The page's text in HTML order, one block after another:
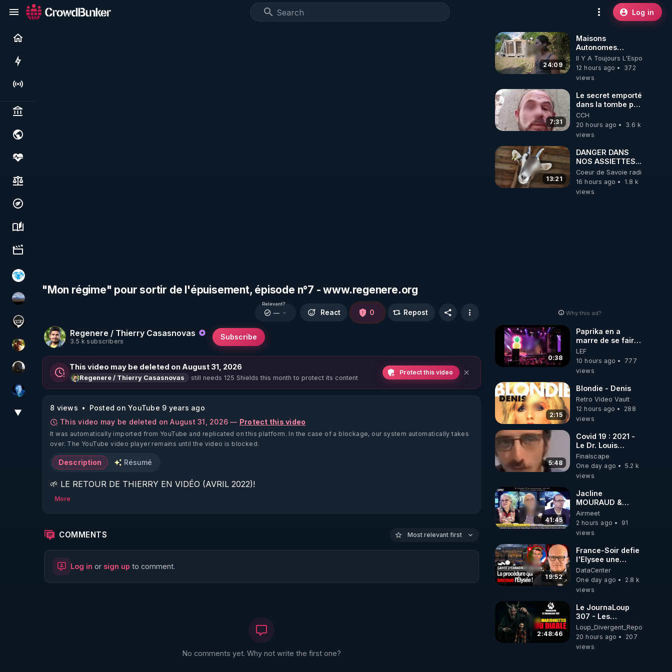
Log in
Live
Politics & institutions
Society, justice & freedoms
Economy, environment & technology
Science, history & spirituality
Culture, media & entertainment
A.D.N.M
michel lanceur alerte
Notre Réalité Est Falsifiée Et Fausse
CCH
TrueMedia
AH2020
▼
"Mon régime" pour sortir de l'épuisement, épisode n°7 - www.regenere.org
Regenere / Thierry Casasnovas
3.5 k subscribers
Subscribe
Relevant?
— React 0 Repost
This video may be deleted on August 31, 2026
Regenere / Thierry Casasnovas still needs 125 Shields this month to protect its content
Protect this video
8 views
Posted on YouTube 9 years ago
This video may be deleted on August 31, 2026 — Protect this video
It was automatically imported from YouTube and replicated on this platform. In the case of a blockage, our system automatically takes
over. The YouTube video player remains until the video is blocked.
Description Résumé
🌱 LE RETOUR DE THIERRY EN VIDÉO (AVRIL 2022)!
🌱 LE MAGAZINE RÉGÉNÈRE
http://rgnr.li/ymag
More
COMMENTS Most relevant first
Log in or sign up to comment.
No comments yet. Why not write the first one?
24:09
Maisons
Autonomes
Démontables (et
c'est légal). Visite
éco village en
Il Y A Toujours L'Espoir
12 hours ago
372
views
7:31
Le secret emporté
dans la tombe par
le Commandant
Cousteau le 25
juin 1997
CCH
20 hours ago
3.6 k
views
13:21
DANGER DANS
NOS ASSIETTES...
Coeur de Savoie radioweb TV
16 hours ago
1.8 k
views
Why this ad?
0:38
Paprika en a
marre de se faire
interdire de
spectacle. Elle
décide donc de
LEF
10 hours ago
777
views
2:15
Blondie - Denis
Retro Video Vault
12 hours ago
288
views
5:48
Covid 19 : 2021 -
Le Dr. Louis
Fouché renverse
le plateau de
CNews !
Finalscape
One day ago
5.2 k
views
41:45
Jacline
MOURAUD &
Pierre
JOVANOVIC ★
Factures
Passé Le Pognon
?
Airmeet
2 hours ago
91
views
19:52
France-Soir defie
l'Elysee une
procedure inedite
sur la sante du
president - Nexus
DataCenter
One day ago
2.8 k
views
2:48:46
Le JournaLoup
307 - Les
Marionnettes du
Diable - Loup
Divergent
Loup_Divergent_Reposts
20 hours ago
207
views